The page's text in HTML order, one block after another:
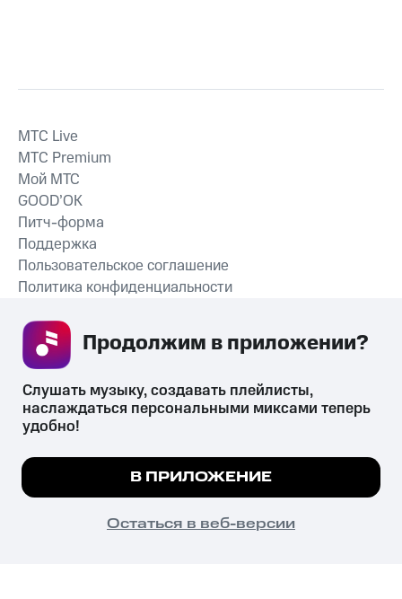
СКАЧАТЬ ПРИЛОЖЕНИЕ
MTС Live
MTС Premium
Мой МТС
GOOD’OK
Питч-форма
Поддержка
Пользовательское соглашение
Политика конфиденциальности
психотропных веществ, их аналогов причиняет вред здоровью,
их незаконный оборот запрещён и влечёт установленную
законодательством ответственность.
© 2026 ООО «КИОН».
Все права защищены
Мы используем куки, чтобы на сайте все
Подробнее
ПОНЯТНО
Слушать музыку, создавать плейлисты,
наслаждаться персональными миксами теперь
удобно!
В ПРИЛОЖЕНИЕ
Остаться в веб-версии